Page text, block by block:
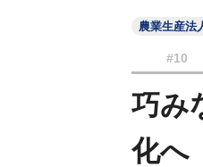
農業生産法
#10
巧み
化へ